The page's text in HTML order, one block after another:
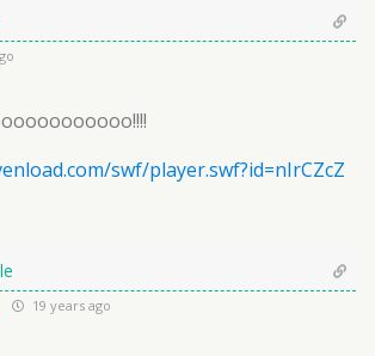
swf/player.swf?id=nIrCZcZ
19 years ago